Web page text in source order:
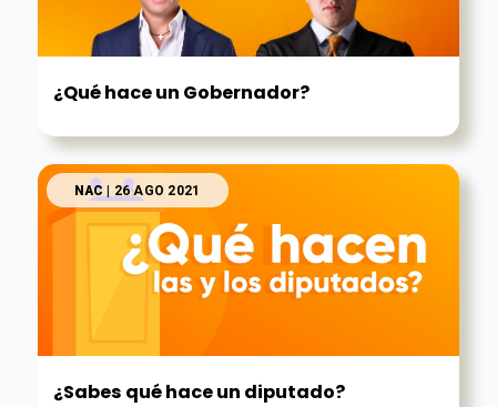
¿Qué hace un Gobernador?
NAC | 26 AGO 2021
¿Sabes qué hace un diputado?